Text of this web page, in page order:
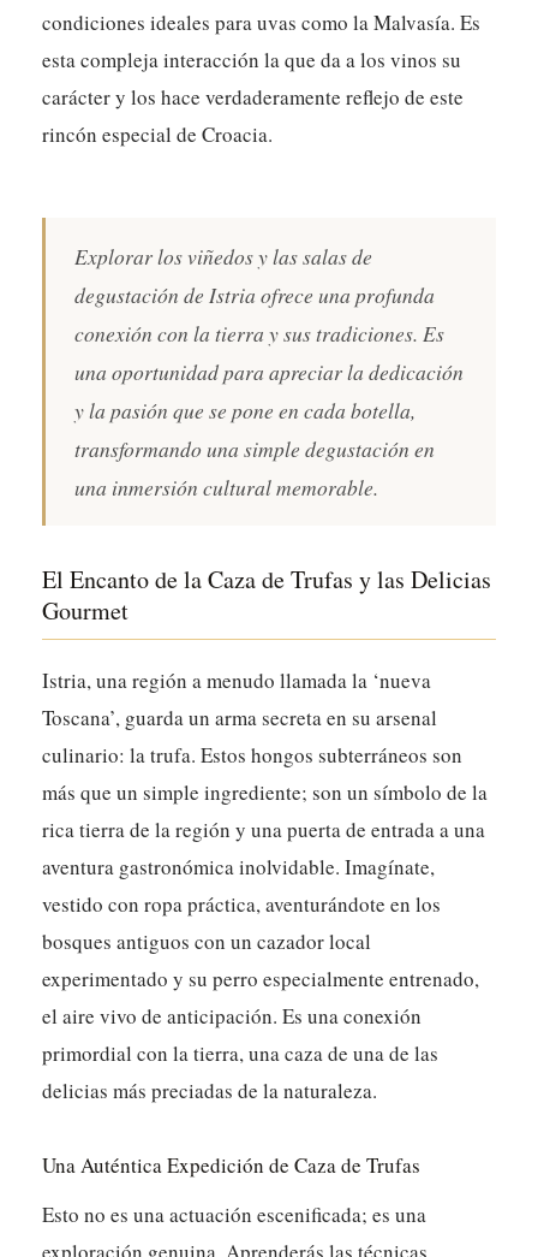
condiciones ideales para uvas como la Malvasía. Es
esta compleja interacción la que da a los vinos su
carácter y los hace verdaderamente reflejo de este
rincón especial de Croacia.
Explorar los viñedos y las salas de
degustación de Istria ofrece una profunda
conexión con la tierra y sus tradiciones. Es
una oportunidad para apreciar la dedicación
y la pasión que se pone en cada botella,
transformando una simple degustación en
una inmersión cultural memorable.
El Encanto de la Caza de Trufas y las Delicias
Gourmet
Istria, una región a menudo llamada la ‘nueva
Toscana’, guarda un arma secreta en su arsenal
culinario: la trufa. Estos hongos subterráneos son
más que un simple ingrediente; son un símbolo de la
rica tierra de la región y una puerta de entrada a una
aventura gastronómica inolvidable. Imagínate,
vestido con ropa práctica, aventurándote en los
bosques antiguos con un cazador local
experimentado y su perro especialmente entrenado,
el aire vivo de anticipación. Es una conexión
primordial con la tierra, una caza de una de las
delicias más preciadas de la naturaleza.
Una Auténtica Expedición de Caza de Trufas
Esto no es una actuación escenificada; es una
exploración genuina. Aprenderás las técnicas